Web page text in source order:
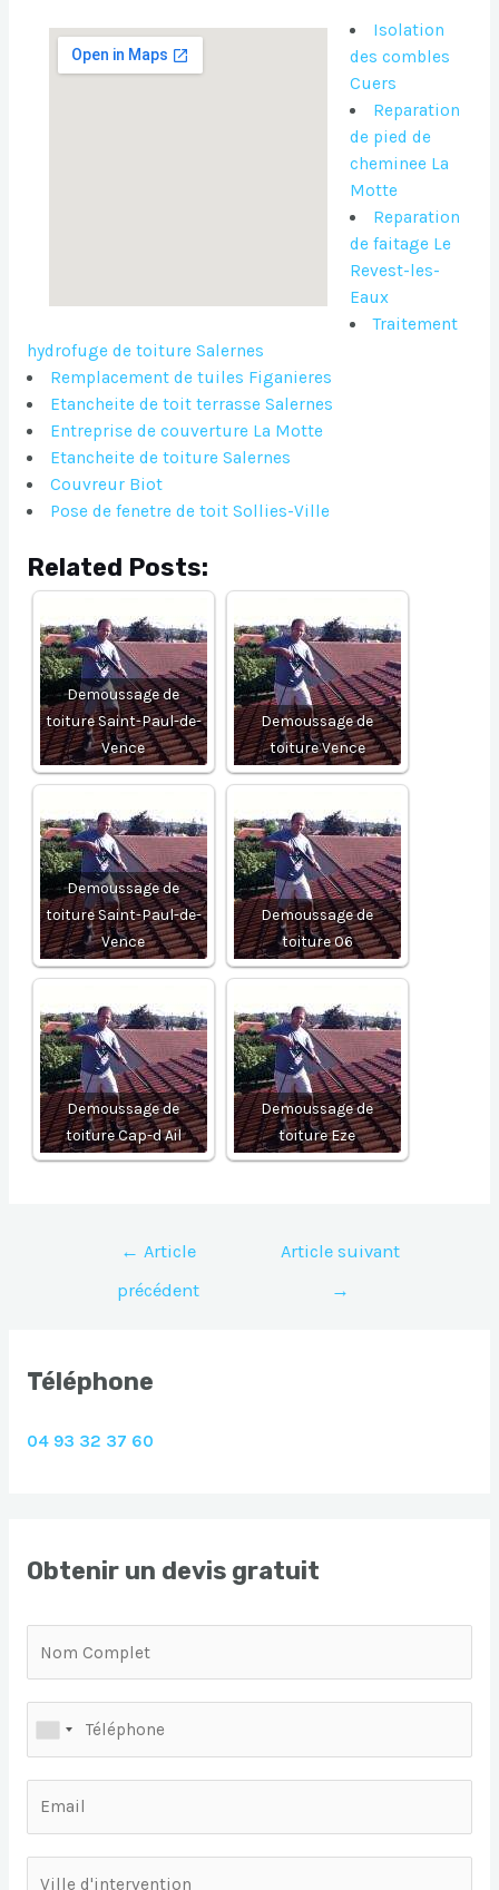
Isolation
des combles
Cuers
Reparation
de pied de
cheminee La
Motte
Reparation
de faitage Le
Revest-les-
Eaux
Traitement
hydrofuge de toiture Salernes
Remplacement de tuiles Figanieres
Etancheite de toit terrasse Salernes
Entreprise de couverture La Motte
Etancheite de toiture Salernes
Couvreur Biot
Pose de fenetre de toit Sollies-Ville
Related Posts:
Demoussage de
toiture Saint-Paul-de-
Vence
Demoussage de
toiture Vence
Demoussage de
toiture Saint-Paul-de-
Vence
Demoussage de
toiture 06
Demoussage de
toiture Cap-d Ail
Demoussage de
toiture Eze
Navigation
l’article
← Article
précédent
Article suivant
→
Téléphone
04 93 32 37 60
Obtenir un devis gratuit